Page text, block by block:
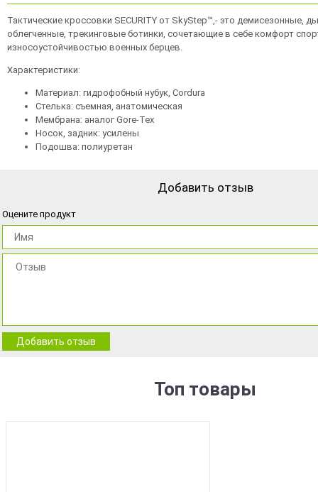
Тактические кроссовки SECURITY от SkyStep™,- это демисезонные,
облегченные, трекинговые ботинки, сочетающие в себе комфорт
износоустойчивостью военных берцев.
Характеристики:
Материал: гидрофобный нубук, Cordura
Стелька: съемная, анатомическая
Мембрана: аналог Gore-Tex
Носок, задник: усилены
Подошва: полиуретан
Добавить отзыв
Оцените продукт
Добавить отзыв
Топ товары